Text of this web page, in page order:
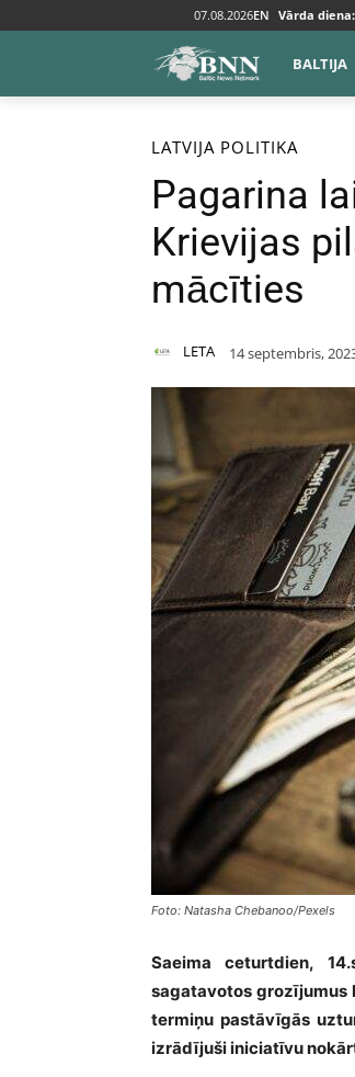
07.08.2026EN Vārda diena:
BALTIJA
Sākums Baltija Latvija
LATVIJA POLITIKA
Pagarina
Krievijas
mācīties
LETA 14 septembris,
Foto: Natasha Chebanoo/Pexels
Saeima ceturtdien,
sagatavotos grozījumus
termiņu pastāvīgās
izrādījuši iniciatīvu